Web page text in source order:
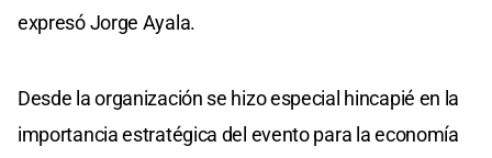
expresó Jorge Ayala.
Desde la organización se hizo especial hincapié en la
importancia estratégica del evento para la economía